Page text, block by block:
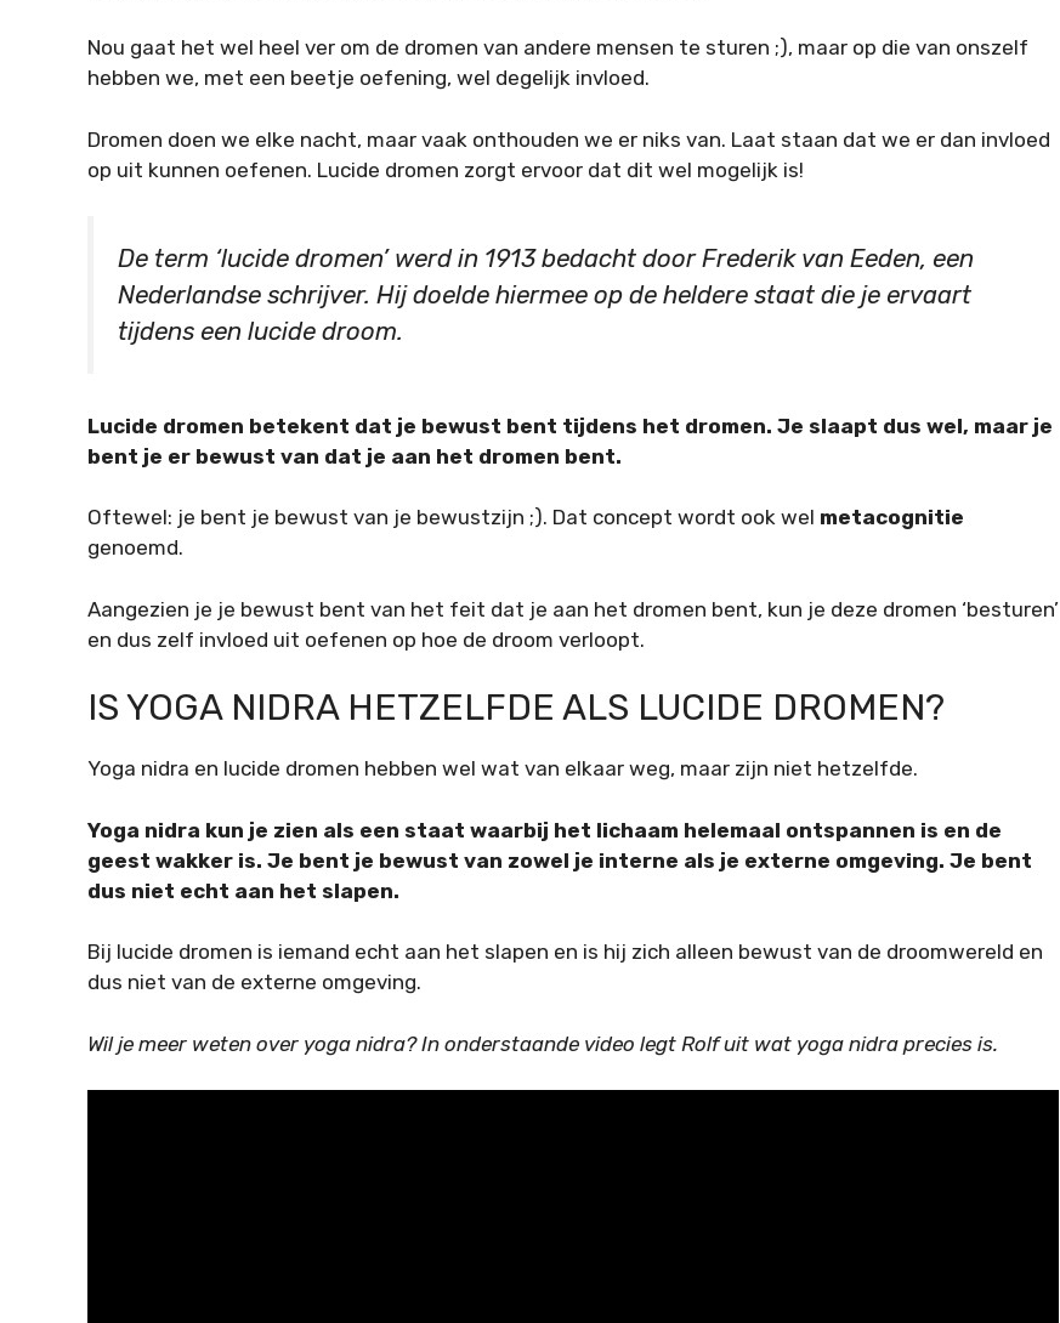
Nou gaat het wel heel ver om de dromen van andere mensen te sturen ;), maar op die van onszelf
hebben we, met een beetje oefening, wel degelijk invloed.
Dromen doen we elke nacht, maar vaak onthouden we er niks van. Laat staan dat we er dan invloed
op uit kunnen oefenen. Lucide dromen zorgt ervoor dat dit wel mogelijk is!
De term ‘lucide dromen’ werd in 1913 bedacht door Frederik van Eeden, een
Nederlandse schrijver. Hij doelde hiermee op de heldere staat die je ervaart
tijdens een lucide droom.
Lucide dromen betekent dat je bewust bent tijdens het dromen. Je slaapt dus wel, maar je
bent je er bewust van dat je aan het dromen bent.
Oftewel: je bent je bewust van je bewustzijn ;). Dat concept wordt ook wel metacognitie
genoemd.
Aangezien je je bewust bent van het feit dat je aan het dromen bent, kun je deze dromen ‘besturen’
en dus zelf invloed uit oefenen op hoe de droom verloopt.
IS YOGA NIDRA HETZELFDE ALS LUCIDE DROMEN?
Yoga nidra en lucide dromen hebben wel wat van elkaar weg, maar zijn niet hetzelfde.
Yoga nidra kun je zien als een staat waarbij het lichaam helemaal ontspannen is en de
geest wakker is. Je bent je bewust van zowel je interne als je externe omgeving. Je bent
dus niet echt aan het slapen.
Bij lucide dromen is iemand echt aan het slapen en is hij zich alleen bewust van de droomwereld en
dus niet van de externe omgeving.
Wil je meer weten over yoga nidra? In onderstaande video legt Rolf uit wat yoga nidra precies is.